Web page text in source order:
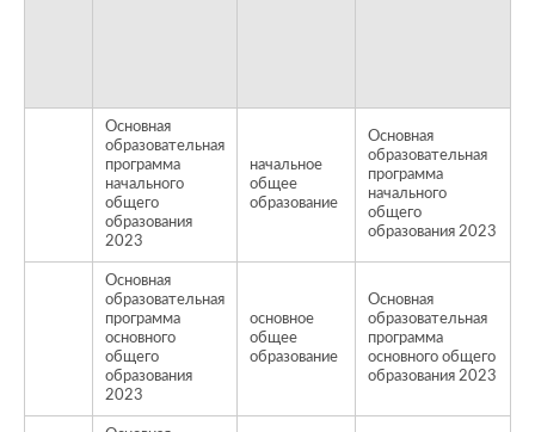
Основная
образовательная
программа
начального
общего
образования
2023
начальное
общее
образование
Основная
образовательная
программа
начального
общего
образования 2023
Основная
образовательная
программа
основного
общего
образования
2023
основное
общее
образование
Основная
образовательная
программа
основного общего
образования 2023